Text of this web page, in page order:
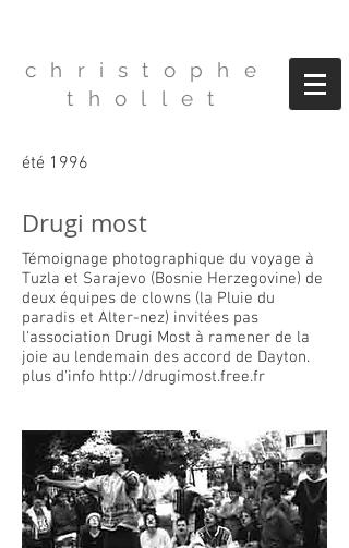
christophe
thollet
Témoignage photographique du voyage à
Tuzla et Sarajevo (Bosnie Herzegovine) de
deux équipes de clowns (la Pluie du
paradis et Alter-nez) invitées pas
l'association Drugi Most à ramener de la
joie au lendemain des accord de Dayton.
plus d'info http://drugimost.free.fr
Drugi most
été 1996